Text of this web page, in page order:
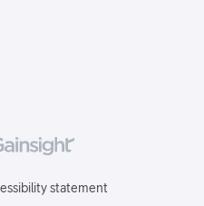
statement